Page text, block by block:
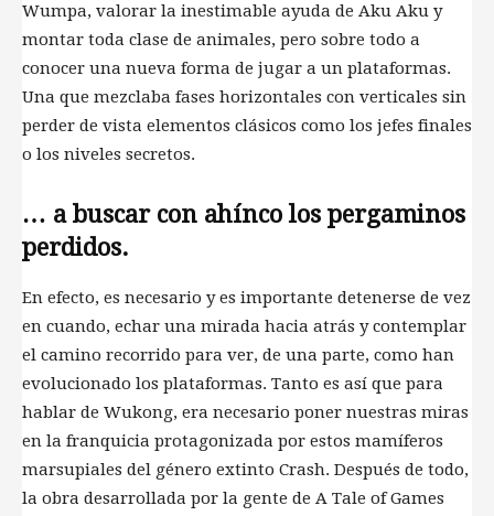
Wumpa, valorar la inestimable ayuda de Aku Aku y
montar toda clase de animales, pero sobre todo a
conocer una nueva forma de jugar a un plataformas.
Una que mezclaba fases horizontales con verticales sin
perder de vista elementos clásicos como los jefes finales
o los niveles secretos.
… a buscar con ahínco los pergaminos
perdidos.
En efecto, es necesario y es importante detenerse de vez
en cuando, echar una mirada hacia atrás y contemplar
el camino recorrido para ver, de una parte, como han
evolucionado los plataformas. Tanto es así que para
hablar de Wukong, era necesario poner nuestras miras
en la franquicia protagonizada por estos mamíferos
marsupiales del género extinto Crash. Después de todo,
la obra desarrollada por la gente de A Tale of Games